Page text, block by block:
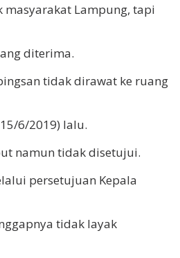
masyarakat Lampung, tapi
diterima.
tidak dirawat ke ruang
6/2019) lalu.
namun tidak disetujui.
persetujuan Kepala
tidak layak